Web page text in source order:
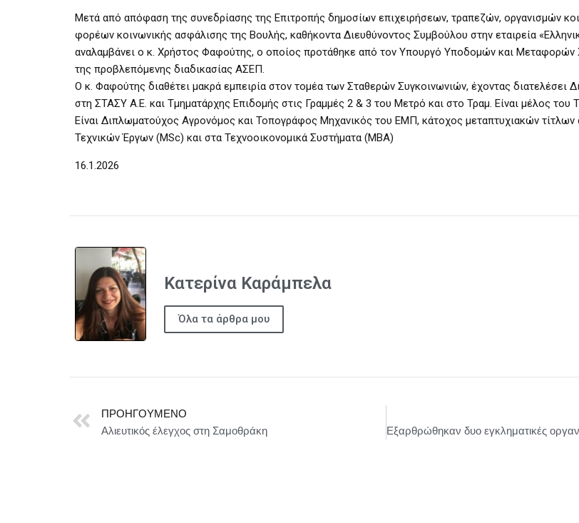
Μετά από απόφαση της συνεδρίασης της Επιτροπής δημοσίων επιχειρήσεων, τραπεζών, οργανισμών
φορέων κοινωνικής ασφάλισης της Βουλής, καθήκοντα Διευθύνοντος Συμβούλου στην εταιρεία
αναλαμβάνει ο κ. Χρήστος Φαφούτης, ο οποίος προτάθηκε από τον Υπουργό Υποδομών και Μεταφορών
της προβλεπόμενης διαδικασίας ΑΣΕΠ.
Ο κ. Φαφούτης διαθέτει μακρά εμπειρία στον τομέα των Σταθερών Συγκοινωνιών, έχοντας διατελέσει
στη ΣΤΑΣΥ Α.Ε. και Τμηματάρχης Επιδομής στις Γραμμές 2 & 3 του Μετρό και στο Τραμ. Είναι μέλος του
Είναι Διπλωματούχος Αγρονόμος και Τοπογράφος Μηχανικός του ΕΜΠ, κάτοχος μεταπτυχιακών τίτλων
Τεχνικών Έργων (MSc) και στα Τεχνοοικονομικά Συστήματα (MBA)
16.1.2026
Κατερίνα Καράμπελα
Όλα τα άρθρα μου
ΠΡΟΗΓΟΎΜΕΝΟ
Αλιευτικός έλεγχος στη Σαμοθράκη